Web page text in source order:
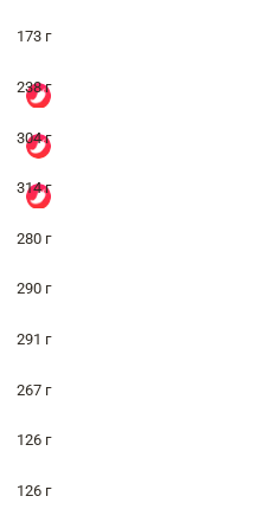
173 г
238 г
304 г
314 г
280 г
290 г
291 г
267 г
126 г
126 г